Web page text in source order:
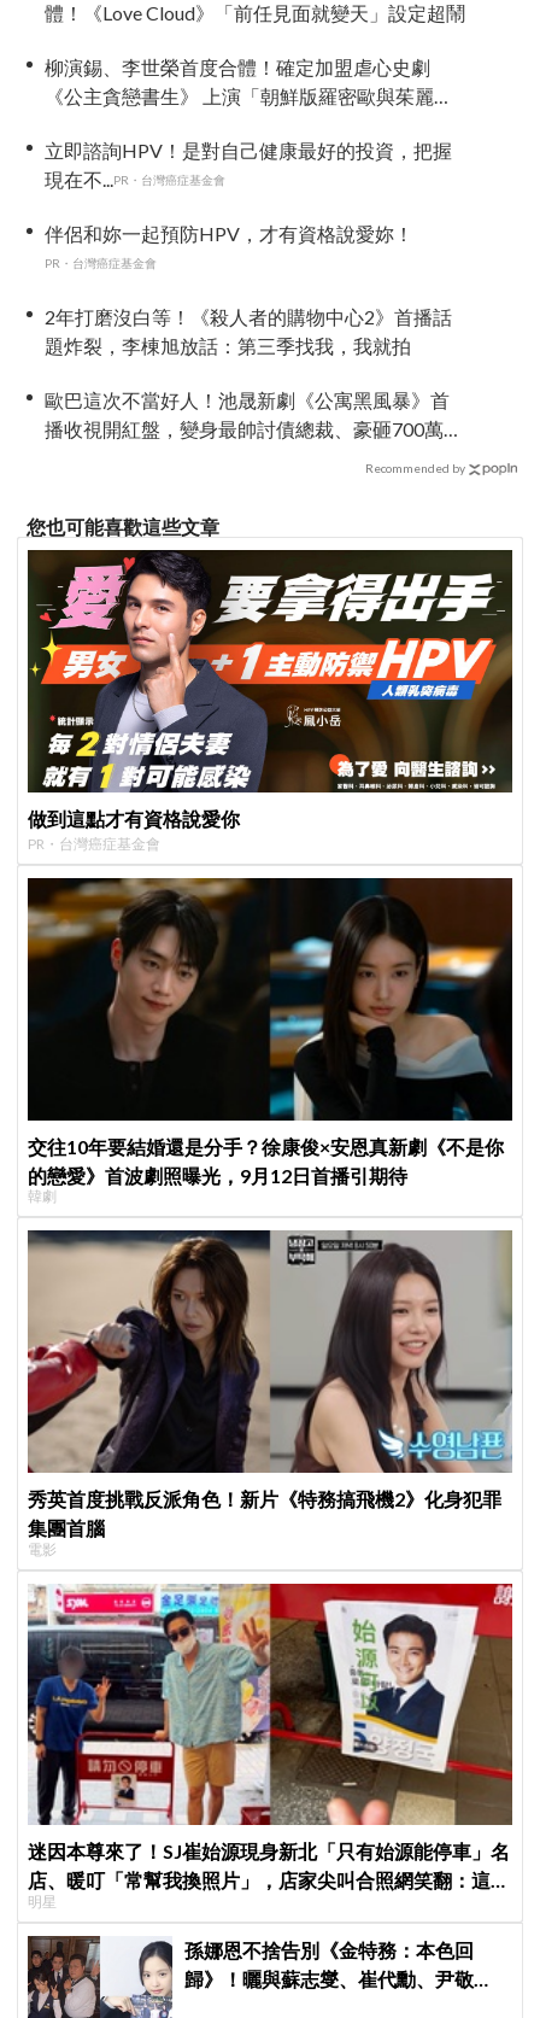
體！《Love Cloud》「前任見面就變天」設定超鬧
柳演錫、李世榮首度合體！確定加盟虐心史劇
《公主貪戀書生》 上演「朝鮮版羅密歐與茱麗
立即諮詢HPV！是對自己健康最好的投資，把握
現在不...PR・台灣癌症基金會
伴侶和妳一起預防HPV，才有資格說愛妳！
PR・台灣癌症基金會
2年打磨沒白等！《殺人者的購物中心2》首播話
題炸裂，李棟旭放話：第三季找我，我就拍
歐巴這次不當好人！池晟新劇《公寓黑風暴》首
播收視開紅盤，變身最帥討債總裁、豪砸700萬娶
Recommended by
您也可能喜歡這些文章
做到這點才有資格說愛你
PR・台灣癌症基金會
交往10年要結婚還是分手？徐康俊×安恩真新劇《不是你
的戀愛》首波劇照曝光，9月12日首播引期待
韓劇
秀英首度挑戰反派角色！新片《特務搞飛機2》化身犯罪
集團首腦
電影
迷因本尊來了！SJ崔始源現身新北「只有始源能停車」名
店、暖叮「常幫我換照片」，店家尖叫合照網笑翻：這輩
子不能脫粉了
明星
孫娜恩不捨告別《金特務：本色回
歸》！曬與蘇志燮、崔代勳、尹敬